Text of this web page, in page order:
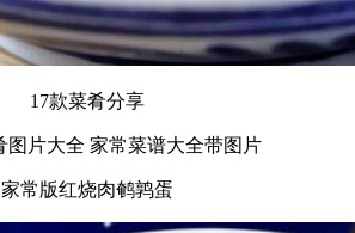
17款菜肴分享
家常版红烧肉鹌鹑蛋